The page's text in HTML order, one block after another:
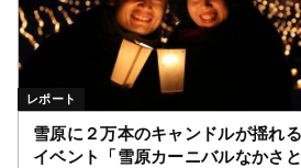
雪原に２万本のキャンドルが揺れ
イベント「雪原カーニバルなかさ
レポート